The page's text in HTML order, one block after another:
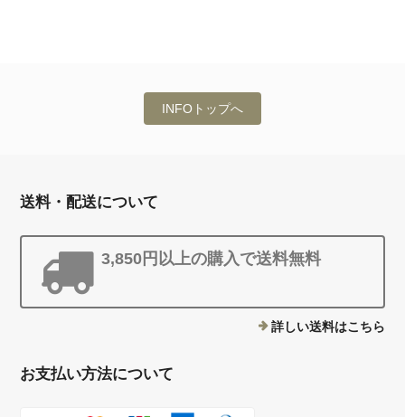
INFOトップへ
送料・配送について
3,850円以上の購入で送料無料
詳しい送料はこちら
お支払い方法について